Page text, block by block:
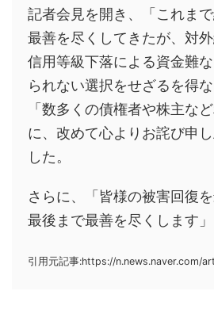
記者会見を開き、「これま
最善を尽くしてきたが、対
信用等級下落による資金難
られない選択をせざるを得
「数多くの債権者や株主な
に、改めて心よりお詫び申
した。
さらに、「皆様の被害回復を
最後まで最善を尽くします」
引用元記事:https://n.news.naver.com/